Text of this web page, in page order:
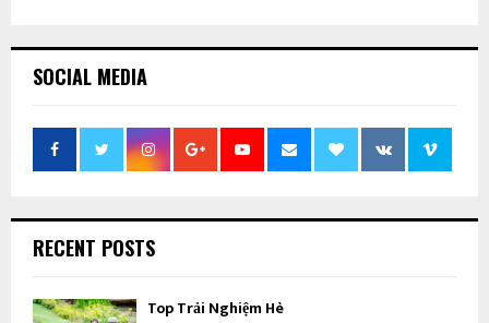
SOCIAL MEDIA
RECENT POSTS
Top Trải Nghiệm Hè